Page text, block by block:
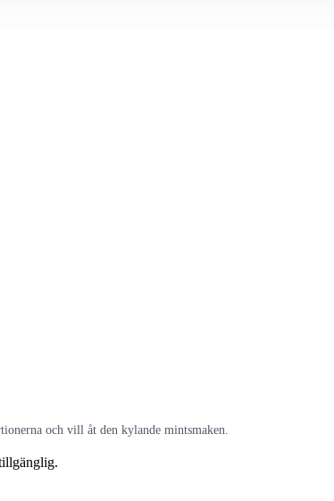
och vill åt den kylande mintsmaken.